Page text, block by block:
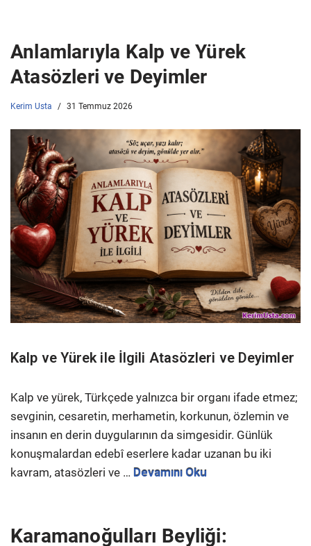
Anlamlarıyla Kalp ve Yürek
Atasözleri ve Deyimler
Kerim Usta 31 Temmuz 2026
Kalp ve Yürek ile İlgili Atasözleri ve Deyimler
Kalp ve yürek, Türkçede yalnızca bir organı ifade etmez;
sevginin, cesaretin, merhametin, korkunun, özlemin ve
insanın en derin duygularının da simgesidir. Günlük
konuşmalardan edebî eserlere kadar uzanan bu iki
kavram, atasözleri ve … Devamını Oku
Karamanoğulları Beyliği: